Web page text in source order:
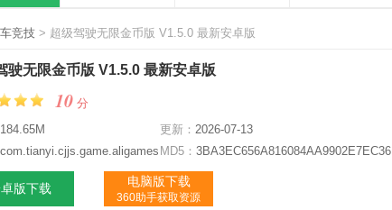
竞技 > 超级驾驶无限金币版 V1.5.0 最新安卓版
驶无限金币版 V1.5.0 最新安卓版
10 分
184.65M 更新： 2026-07-13
com.tianyi.cjjs.game.aligames MD5： 3BA3EC656A816084AA9902E7EC3692ED
版下载 电脑版下载
360助手获取资源